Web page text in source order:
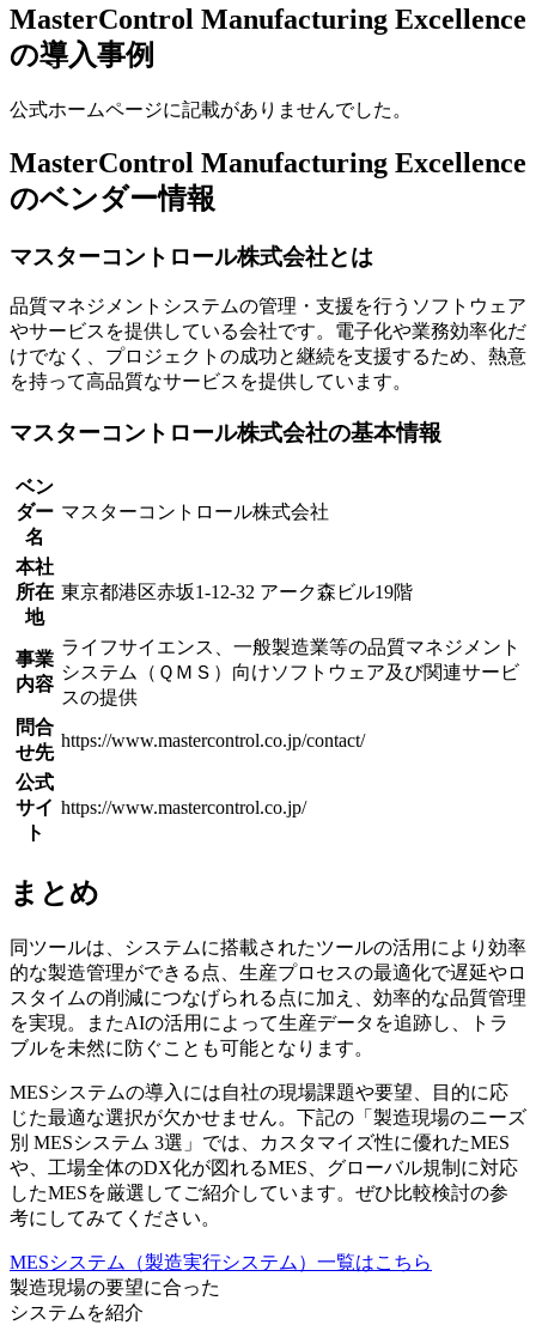
MasterControl Manufacturing Excellence
の導入事例
公式ホームページに記載がありませんでした。
MasterControl Manufacturing Excellence
のベンダー情報
マスターコントロール株式会社とは
品質マネジメントシステムの管理・支援を行うソフトウェア
やサービスを提供している会社です。電子化や業務効率化だ
けでなく、プロジェクトの成功と継続を支援するため、熱意
を持って高品質なサービスを提供しています。
マスターコントロール株式会社の基本情報
ベン
ダー
名
マスターコントロール株式会社
本社
所在
地
東京都港区赤坂1-12-32 アーク森ビル19階
事業
内容
ライフサイエンス、一般製造業等の品質マネジメント
システム（ＱＭＳ）向けソフトウェア及び関連サービ
スの提供
問合
せ先
https://www.mastercontrol.co.jp/contact/
公式
サイ
ト
https://www.mastercontrol.co.jp/
まとめ
同ツールは、システムに搭載されたツールの活用により効率
的な製造管理ができる点、生産プロセスの最適化で遅延やロ
スタイムの削減につなげられる点に加え、効率的な品質管理
を実現。またAIの活用によって生産データを追跡し、トラ
ブルを未然に防ぐことも可能となります。
MESシステムの導入には自社の現場課題や要望、目的に応
じた最適な選択が欠かせません。下記の「製造現場のニーズ
別 MESシステム 3選」では、カスタマイズ性に優れたMES
や、工場全体のDX化が図れるMES、グローバル規制に対応
したMESを厳選してご紹介しています。ぜひ比較検討の参
考にしてみてください。
MESシステム（製造実行システム）一覧はこちら
製造現場の要望に合った
システムを紹介